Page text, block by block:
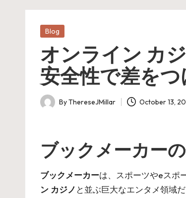
Posted
Blog
オンライン カ
安全性で差をつ
Posted
ByThereseJMillar October 13,
ブックメーカー
ブックメーカーは、スポーツやeスポ
ン カジノ と並ぶ巨大なエンタメ領域